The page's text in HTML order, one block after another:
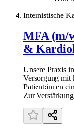
Internistische
MFA (m/
&
Unsere Praxis
Versorgung mit
Patient:innen
Zur